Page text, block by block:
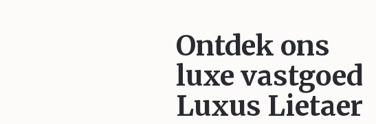
Ontdek ons
luxe vastgoed
Luxus Lietaer